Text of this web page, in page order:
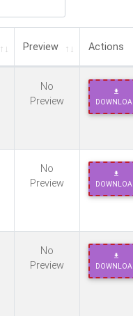
Preview Actions
No
Preview
No
Preview
No
Preview